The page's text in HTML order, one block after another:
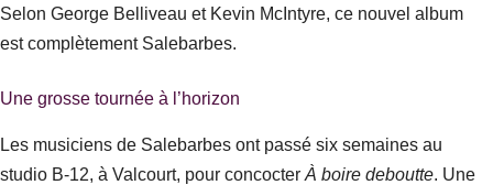
Selon George Belliveau et Kevin McIntyre, ce nouvel album
estcomplètement Salebarbes.
Une grosse tournée à l’horizon
Les musiciens de Salebarbes ont passé six semaines au
studio B-12, à Valcourt, pour concocter À boire deboutte. Une